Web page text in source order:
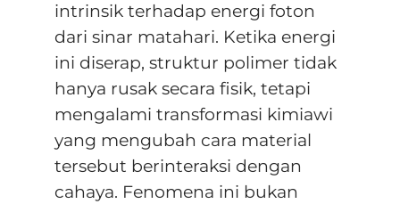
intrinsik terhadap energi foton
dari sinar matahari. Ketika energi
ini diserap, struktur polimer tidak
hanya rusak secara fisik, tetapi
mengalami transformasi kimiawi
yang mengubah cara material
tersebut berinteraksi dengan
cahaya. Fenomena ini bukan